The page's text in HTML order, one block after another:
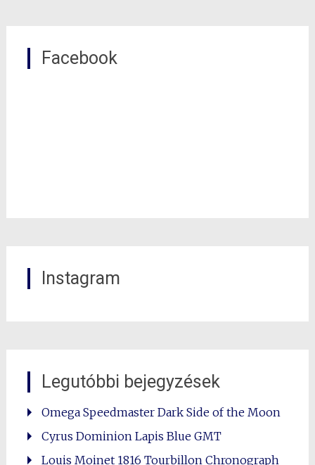
Facebook
Instagram
Legutóbbi bejegyzések
Omega Speedmaster Dark Side of the Moon
Cyrus Dominion Lapis Blue GMT
Louis Moinet 1816 Tourbillon Chronograph
Shares